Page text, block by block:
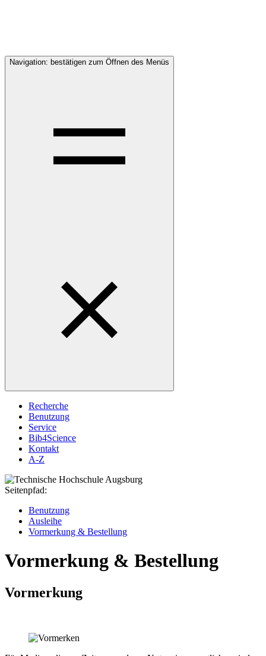
Navigation: bestätigen zum Öffnen des Menüs
Recherche
Benutzung
Service
Bib4Science
Kontakt
A-Z
Seitenpfad:
Benutzung
Ausleihe
Vormerkung & Bestellung
Vormerkung & Bestellung
Vormerkung